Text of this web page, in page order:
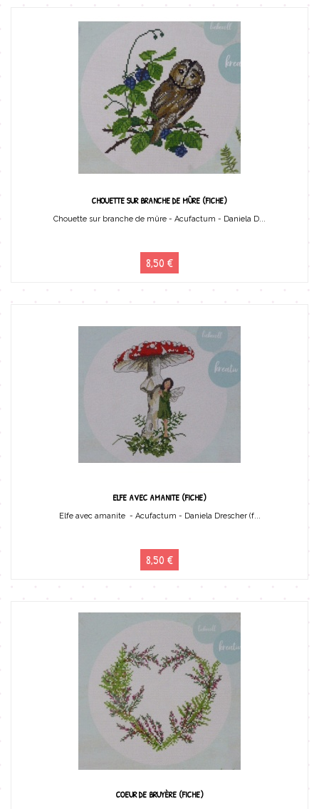
CHOUETTE SUR BRANCHE DE MÛRE (FICHE)
Chouette sur branche de mûre - Acufactum - Daniela D...
8,50 €
ELFE AVEC AMANITE (FICHE)
Elfe avec amanite - Acufactum - Daniela Drescher (f...
8,50 €
COEUR DE BRUYÈRE (FICHE)